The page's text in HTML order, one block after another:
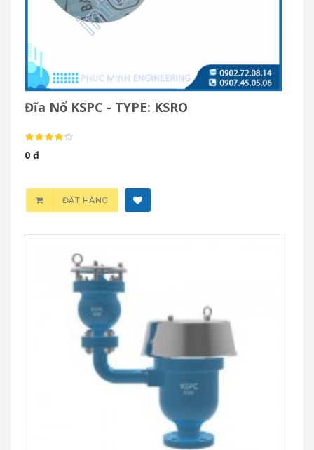
Đĩa Nổ KSPC - TYPE: KSRO
0 đ
ĐẶT HÀNG